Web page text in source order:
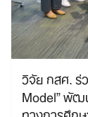
วิจัย กสศ. ร่
Model” พัฒ